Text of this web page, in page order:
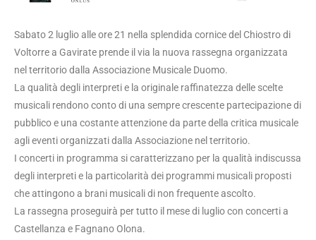
Sabato 2 luglio alle ore 21 nella splendida cornice del Chiostro di
Voltorre a Gavirate prende il via la nuova rassegna organizzata
nel territorio dalla Associazione Musicale Duomo.
La qualità degli interpreti e la originale raffinatezza delle scelte
musicali rendono conto di una sempre crescente partecipazione di
pubblico e una costante attenzione da parte della critica musicale
agli eventi organizzati dalla Associazione nel territorio.
I concerti in programma si caratterizzano per la qualità indiscussa
degli interpreti e la particolarità dei programmi musicali proposti
che attingono a brani musicali di non frequente ascolto.
La rassegna proseguirà per tutto il mese di luglio con concerti a
Castellanza e Fagnano Olona.